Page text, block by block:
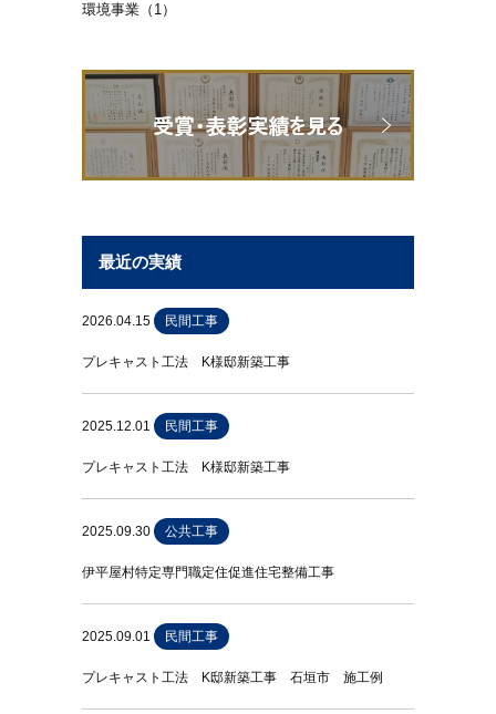
環境事業（1）
最近の実績
2026.04.15 民間工事
プレキャスト工法 K様邸新築工事
2025.12.01 民間工事
プレキャスト工法 K様邸新築工事
2025.09.30 公共工事
伊平屋村特定専門職定住促進住宅整備工事
2025.09.01 民間工事
プレキャスト工法 K邸新築工事 石垣市 施工例